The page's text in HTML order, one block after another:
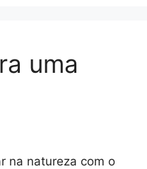
uma
na natureza com o